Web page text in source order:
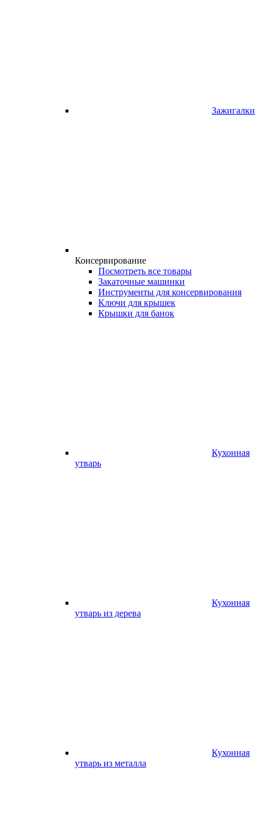
Зажигалки
Консервирование
Посмотреть все товары
Закаточные машинки
Инструменты для консервирования
Ключи для крышек
Крышки для банок
Кухонная
утварь
Кухонная
утварь из дерева
Кухонная
утварь из металла